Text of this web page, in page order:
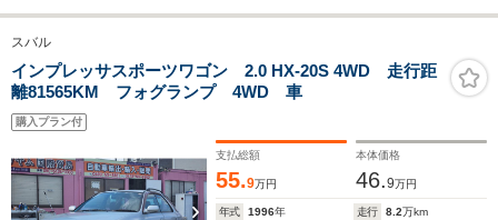
スバル
インプレッサスポーツワゴン 2.0 HX-20S 4WD 走行距
離81565KM フォグランプ 4WD 車
購入プラン付
支払総額
55.9万円
本体価格
46.9万円
年式 1996年 走行 8.2万km